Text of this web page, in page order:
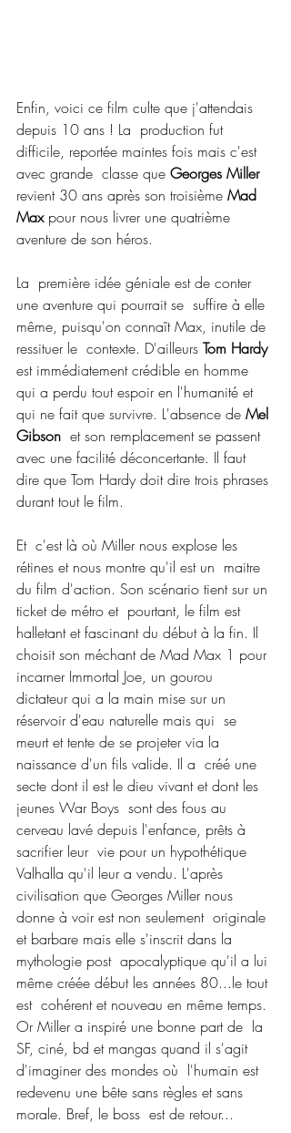
Enfin, voici ce film culte que j'attendais
depuis 10 ans ! La  production fut
difficile, reportée maintes fois mais c'est
avec grande  classe que Georges Miller
revient 30 ans après son troisième Mad
Max pour nous livrer une quatrième
aventure de son héros.
La  première idée géniale est de conter
une aventure qui pourrait se  suffire à elle
même, puisqu'on connaît Max, inutile de
ressituer le  contexte. D'ailleurs Tom Hardy
est immédiatement crédible en homme
qui a perdu tout espoir en l'humanité et
qui ne fait que survivre. L'absence de Mel
Gibson
  et son remplacement se passent
avec une facilité déconcertante. Il faut
dire que Tom Hardy doit dire trois phrases
durant tout le film.
Et  c'est là où Miller nous explose les
rétines et nous montre qu'il est un  maitre
du film d'action. Son scénario tient sur un
ticket de métro et  pourtant, le film est
halletant et fascinant du début à la fin. Il
choisit son méchant de Mad Max 1 pour
incarner Immortal Joe, un gourou
dictateur qui a la main mise sur un
réservoir d'eau naturelle mais qui  se
meurt et tente de se projeter via la
naissance d'un fils valide. Il a  créé une
secte dont il est le dieu vivant et dont les
jeunes War Boys  sont des fous au
cerveau lavé depuis l'enfance, prêts à
sacrifier leur  vie pour un hypothétique
Valhalla qu'il leur a vendu. L'après
civilisation que Georges Miller nous
donne à voir est non seulement  originale
et barbare mais elle s'inscrit dans la
mythologie post  apocalyptique qu'il a lui
même créée début les années 80...le tout
est  cohérent et nouveau en même temps.
Or Miller a inspiré une bonne part de  la
SF, ciné, bd et mangas quand il s'agit
d'imaginer des mondes où  l'humain est
redevenu une bête sans règles et sans
morale. Bref, le boss  est de retour...